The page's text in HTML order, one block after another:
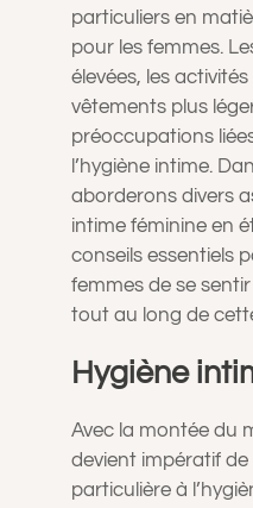
VOS BESOINS
CONSEILS D’EXPERT
A PROPOS
CONTACT
PANIER
MON COMPTE
particuliers en
pour les femmes.
élevées, les
vêtements plus
préoccupations
l’hygiène intime.
aborderons divers
intime féminine en
conseils essentiels
femmes de se
tout au long de
Hygiène
Avec la montée du
devient impératif
particulière à